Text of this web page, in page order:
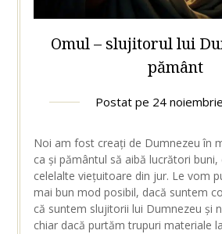
Omul – slujitorul lui
pământ
Postat pe 24
Noi am fost creați de Dumnezeu în
ca și pământul să aibă lucrători buni,
celelalte viețuitoare din jur. Le vom
mai bun mod posibil, dacă suntem
că suntem slujitorii lui Dumnezeu și
chiar dacă purtăm trupuri materiale